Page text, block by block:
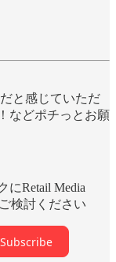
と感じていただ
などポチっとお願
にRetail Media
検討ください
Subscribe